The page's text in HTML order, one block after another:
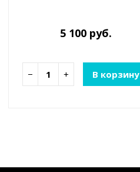
воды
5 100 руб.
− + В корзину